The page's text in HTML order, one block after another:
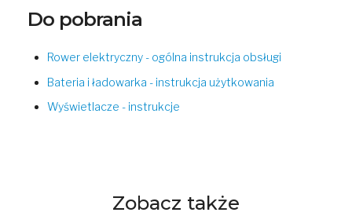
Do pobrania
Rower elektryczny - ogólna instrukcja obsługi
Bateria i ładowarka - instrukcja użytkowania
Wyświetlacze - instrukcje
Zobacz także